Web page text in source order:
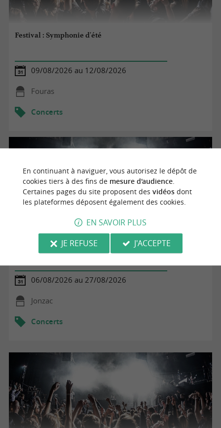
Festival : Symphonie d'été
09/08/2026 au 12/08/2026
Fouras
Concerts
Les animations de soirées de l'Aparté
06/08/2026 au 27/08/2026
Jonzac
Concerts
En continuant à naviguer, vous autorisez le dépôt de
cookies tiers à des fins de mesure d'audience.
Certaines pages du site proposent des vidéosdont
les plateformes déposent également des cookies.
EN SAVOIR PLUS
JE REFUSE
J'ACCEPTE